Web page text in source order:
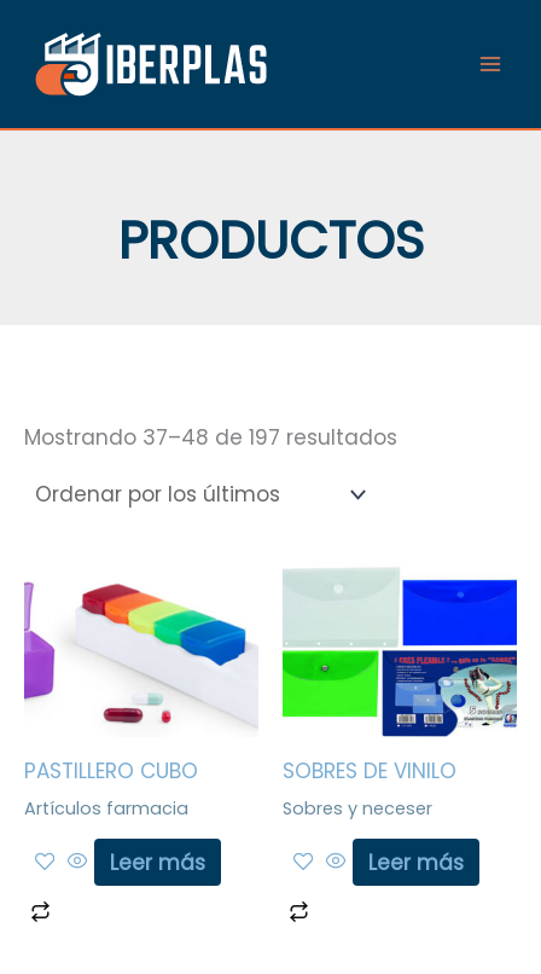
contenido
PRODUCTOS
Mostrando 37–48 de 197 resultados
PASTILLERO CUBO
Artículos farmacia
Leer más
SOBRES DE VINILO
Sobres y neceser
Leer más